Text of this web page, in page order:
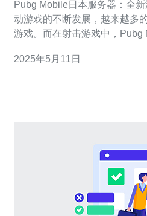
Pubg Mobile日本服务器：全新游戏体验 近
动游戏的不断发展，越来越多
游戏。而在射击游戏中，Pubg
2025年5月11日